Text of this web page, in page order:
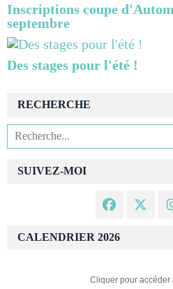
Inscriptions coupe
septembre
Des stages pour l'été !
SUIVEZ-MOI
RECHERCHE
CALENDRIER 2026
Cliquer pour accéder